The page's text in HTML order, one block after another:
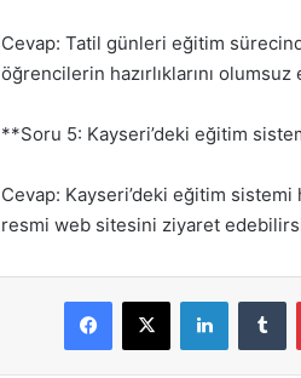
Cevap: Tatil günleri eğitim
öğrencilerin hazırlıklarını
**Soru 5: Kayseri’deki eğitim
Cevap: Kayseri’deki eğitim
resmi web sitesini ziyaret
Facebook
X LinkedIn